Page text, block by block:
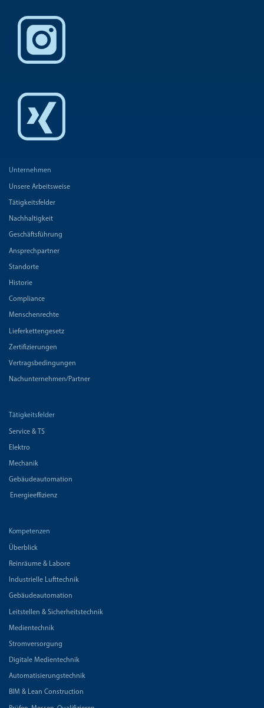
Unternehmen
Unsere Arbeitsweise
Tätigkeitsfelder
Nachhaltigkeit
Geschäftsführung
Ansprechpartner
Standorte
Historie
Compliance
Menschenrechte
Lieferkettengesetz
Zertifizierungen
Vertragsbedingungen
Nachunternehmen/Partner
Tätigkeitsfelder
Service & TS
Elektro
Mechanik
Gebäudeautomation
Energieeffizienz
Kompetenzen
Überblick
Reinräume & Labore
Industrielle Lufttechnik
Gebäudeautomation
Leitstellen & Sicherheitstechnik
Medientechnik
Stromversorgung
Digitale Medientechnik
Automatisierungstechnik
BIM & Lean Construction